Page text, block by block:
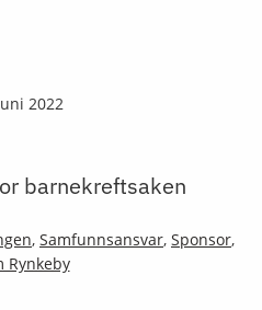
2022
barnekreftsaken
, Samfunnsansvar, Sponsor,
Rynkeby